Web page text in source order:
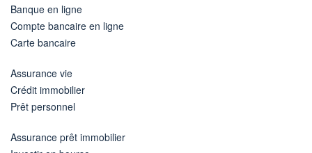
Banque en ligne
Compte bancaire en ligne
Carte bancaire
Assurance vie
Crédit immobilier
Prêt personnel
Assurance prêt immobilier